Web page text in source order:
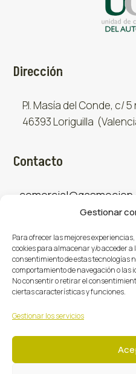
Gestionar
Para ofrecer las mejores
cookies para almacenar y/o acceder
consentimiento de estas tecnologías
comportamiento de navegación o las
No consentir o retirar el
ciertas características y funciones.
Gestionar los servicios
Dirección
P.I. Masía del Conde, c/ 5
46393 Loriguilla
Contacto
Sociales
